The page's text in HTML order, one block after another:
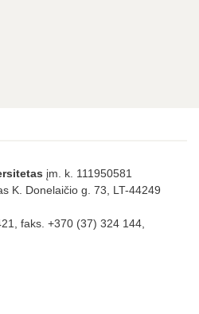
įm. k. 111950581
K. Donelaičio g. 73, LT-44249
faks. +370 (37) 324 144,